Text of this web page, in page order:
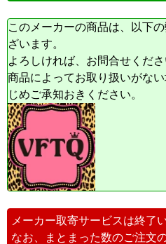
このメーカーの商品は、以下
ざいます。
よろしければ、お問合せくださ
商品によってお取り扱いがな
じめご承知おきください。
メーカー取寄サービスは終了
なお、まとまった数のご注文